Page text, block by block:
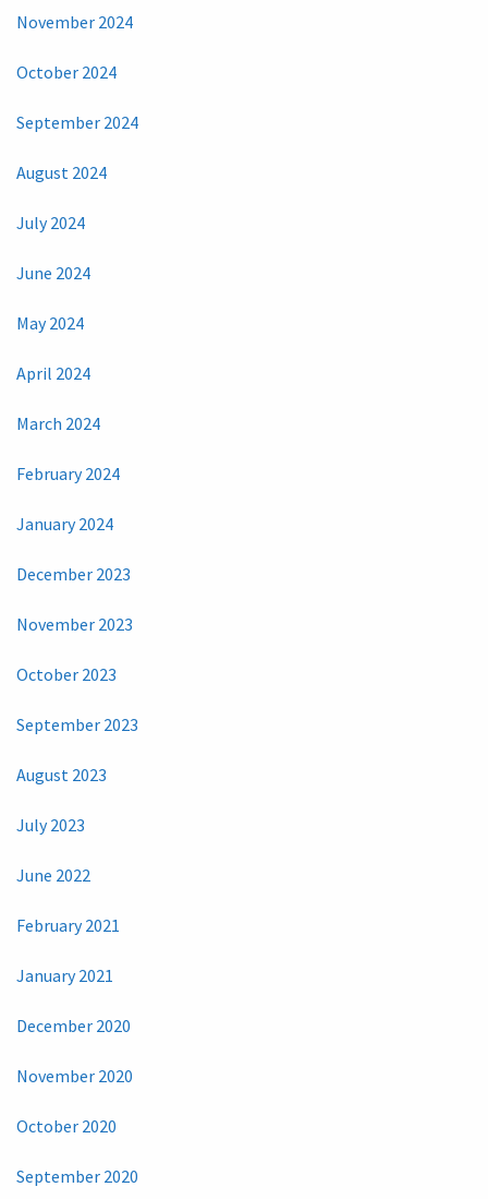
November 2024
October 2024
September 2024
August 2024
July 2024
June 2024
May 2024
April 2024
March 2024
February 2024
January 2024
December 2023
November 2023
October 2023
September 2023
August 2023
July 2023
June 2022
February 2021
January 2021
December 2020
November 2020
October 2020
September 2020